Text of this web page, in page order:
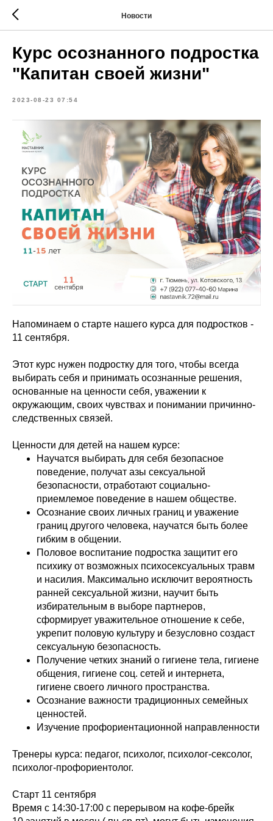
Новости
Курс осознанного подростка
"Капитан своей жизни"
2023-08-23 07:54
Напоминаем о старте нашего курса для подростков -
11 сентября.
Этот курс нужен подростку для того, чтобы всегда
выбирать себя и принимать осознанные решения,
основанные на ценности себя, уважении к
окружающим, своих чувствах и понимании причинно-
следственных связей.
Ценности для детей на нашем курсе:
Научатся выбирать для себя безопасное
поведение, получат азы сексуальной
безопасности, отработают социально-
приемлемое поведение в нашем обществе.
Осознание своих личных границ и уважение
границ другого человека, научатся быть более
гибким в общении.
Половое воспитание подростка защитит его
психику от возможных психосексуальных травм
и насилия. Максимально исключит вероятность
ранней сексуальной жизни, научит быть
избирательным в выборе партнеров,
сформирует уважительное отношение к себе,
укрепит половую культуру и безусловно создаст
сексуальную безопасность.
Получение четких знаний о гигиене тела, гигиене
общения, гигиене соц. сетей и интернета,
гигиене своего личного пространства.
Осознание важности традиционных семейных
ценностей.
Изучение профориентационной направленности
Тренеры курса: педагог, психолог, психолог-сексолог,
психолог-профориентолог.
Старт 11 сентября
Время с 14:30-17:00 с перерывом на кофе-брейк